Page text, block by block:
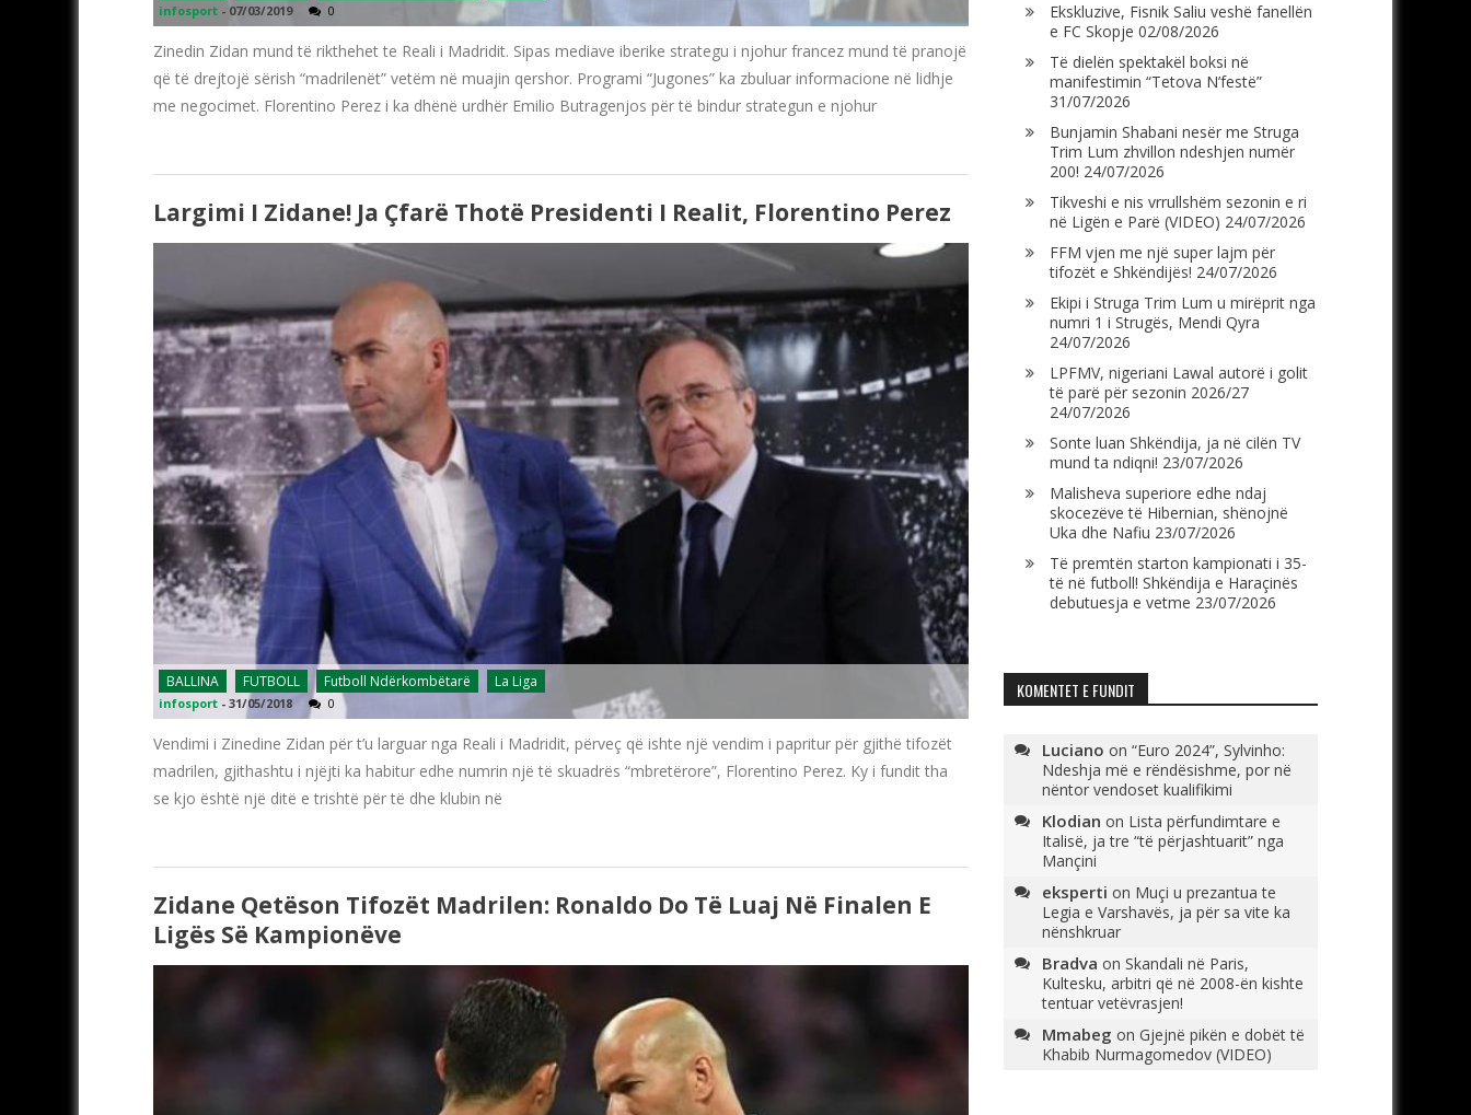
infosport - 07/03/2019 0
Zinedin Zidan mund të rikthehet te Reali i Madridit. Sipas mediave iberike strategu i njohur francez mund të pranojë
që të drejtojë sërish “madrilenët” vetëm në muajin qershor. Programi “Jugones” ka zbuluar informacione në lidhje
me negocimet. Florentino Perez i ka dhënë urdhër Emilio Butragenjos për të bindur strategun e njohur
Largimi I Zidane! Ja Çfarë Thotë Presidenti I Realit, Florentino Perez
BALLINA FUTBOLL Futboll Ndërkombëtarë La Liga
infosport - 31/05/2018 0
Vendimi i Zinedine Zidan për t’u larguar nga Reali i Madridit, përveç që ishte një vendim i papritur për gjithë tifozët
madrilen, gjithashtu i njëjti ka habitur edhe numrin një të skuadrës “mbretërore”, Florentino Perez. Ky i fundit tha
se kjo është një ditë e trishtë për të dhe klubin në
Zidane Qetëson Tifozët Madrilen: Ronaldo Do Të Luaj Në Finalen E
Ligës Së Kampionëve
Ekskluzive, Fisnik Saliu veshë fanellën
e FC Skopje 02/08/2026
Të dielën spektakël boksi në
manifestimin “Tetova N’festë”
31/07/2026
Bunjamin Shabani nesër me Struga
Trim Lum zhvillon ndeshjen numër
200! 24/07/2026
Tikveshi e nis vrrullshëm sezonin e ri
në Ligën e Parë (VIDEO) 24/07/2026
FFM vjen me një super lajm për
tifozët e Shkëndijës! 24/07/2026
Ekipi i Struga Trim Lum u mirëprit nga
numri 1 i Strugës, Mendi Qyra
24/07/2026
LPFMV, nigeriani Lawal autorë i golit
të parë për sezonin 2026/27
24/07/2026
Sonte luan Shkëndija, ja në cilën TV
mund ta ndiqni! 23/07/2026
Malisheva superiore edhe ndaj
skocezëve të Hibernian, shënojnë
Uka dhe Nafiu 23/07/2026
Të premtën starton kampionati i 35-
të në futboll! Shkëndija e Haraçinës
debutuesja e vetme 23/07/2026
KOMENTET E FUNDIT
Luciano on “Euro 2024”, Sylvinho:
Ndeshja më e rëndësishme, por në
nëntor vendoset kualifikimi
Klodian on Lista përfundimtare e
Italisë, ja tre “të përjashtuarit” nga
Mançini
eksperti on Muçi u prezantua te
Legia e Varshavës, ja për sa vite ka
nënshkruar
Bradva on Skandali në Paris,
Kultesku, arbitri që në 2008-ën kishte
tentuar vetëvrasjen!
Mmabeg on Gjejnë pikën e dobët të
Khabib Nurmagomedov (VIDEO)